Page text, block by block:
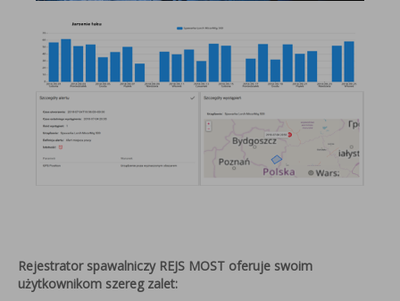
Rejestrator spawalniczy REJS MOST oferuje swoim
użytkownikom szereg zalet: